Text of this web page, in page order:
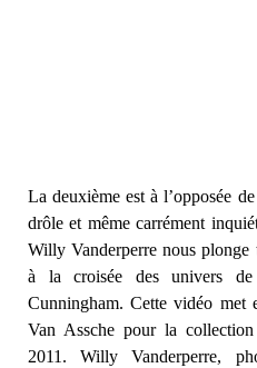
La deuxième est à l’opposée
drôle et même carrément
Willy Vanderperre nous plonge
à la croisée des univers
Cunningham. Cette vidéo met
Van Assche pour la
2011. Willy Vanderperre,